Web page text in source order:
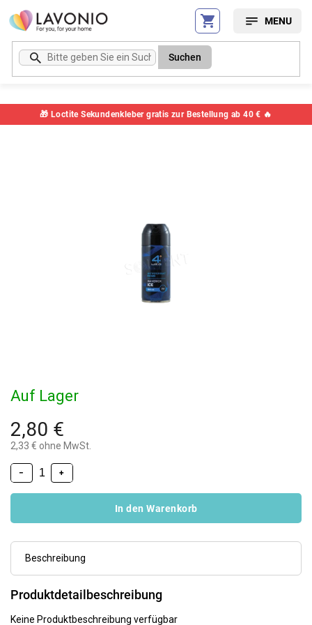
Zum
Inhalt
springen
🎁 Loctite Sekundenkleber gratis zur Bestellung ab 40 € 🔥
Suchen
Artikelnummer:
2,80 €
2,33 € ohne MwSt.
Auf Lager
+
−
In den Warenkorb
Beschreibung
Produktdetailbeschreibung
Keine Produktbeschreibung verfügbar